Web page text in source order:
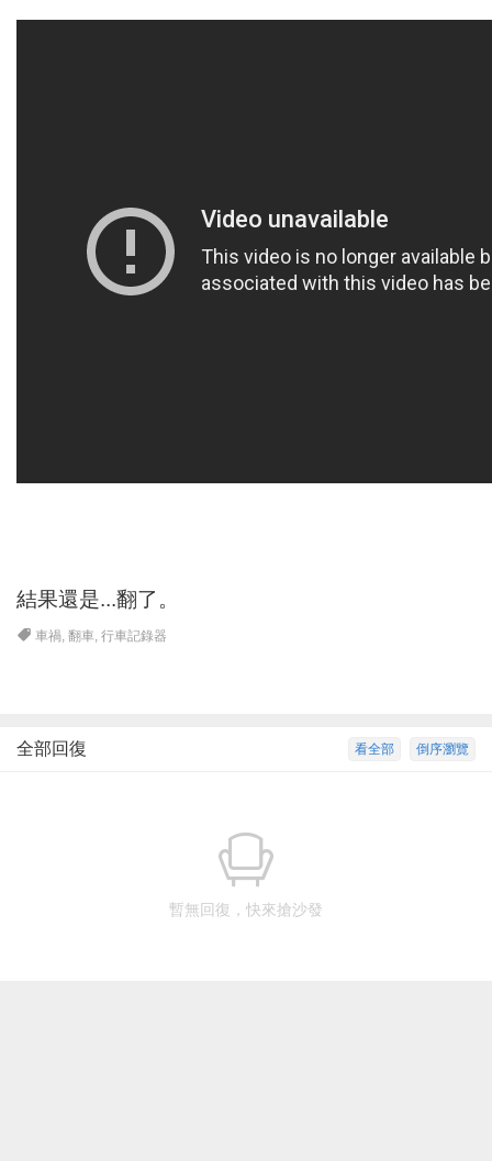
結果還是...翻了。
車禍,翻車,行車記錄器
倒序瀏覽
看全部
全部回復
暫無回復，快來搶沙發